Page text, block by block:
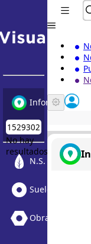
Informe
No hay
resultados
N.S.
Suelo Vacante
Obras